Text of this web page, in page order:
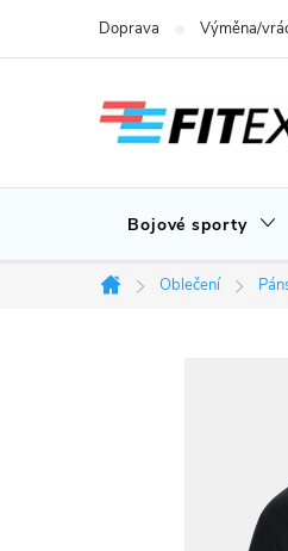
Doprava Výměna/
Bojové sporty
Domů
Oblečení